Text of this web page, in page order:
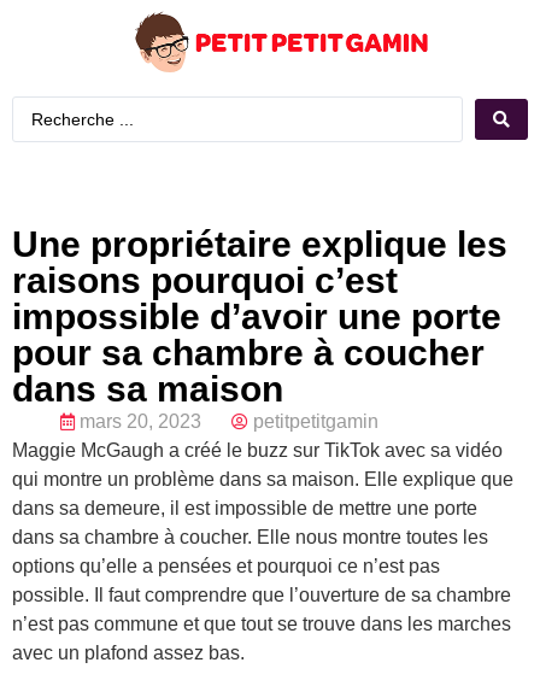
Une propriétaire explique les
raisons pourquoi c’est
impossible d’avoir une porte
pour sa chambre à coucher
dans sa maison
mars 20, 2023
petitpetitgamin
Maggie McGaugh a créé le buzz sur TikTok avec sa vidéo
qui montre un problème dans sa maison. Elle explique que
dans sa demeure, il est impossible de mettre une porte
dans sa chambre à coucher. Elle nous montre toutes les
options qu’elle a pensées et pourquoi ce n’est pas
possible. Il faut comprendre que l’ouverture de sa chambre
n’est pas commune et que tout se trouve dans les marches
avec un plafond assez bas.